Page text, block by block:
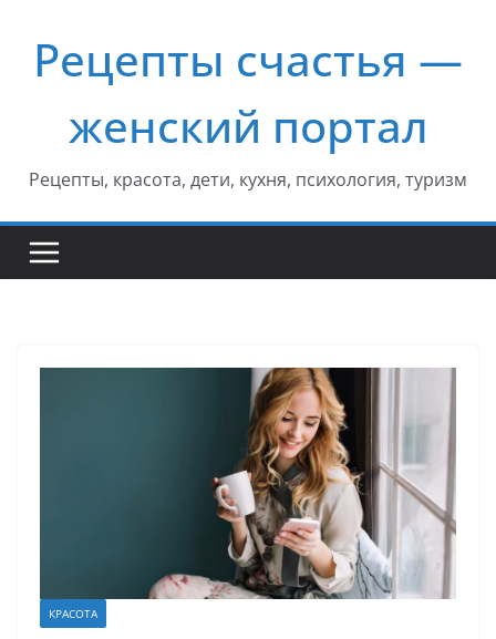
содержимому
Рецепты счастья —
женский портал
Рецепты, красота, дети, кухня, психология, туризм
КРАСОТА